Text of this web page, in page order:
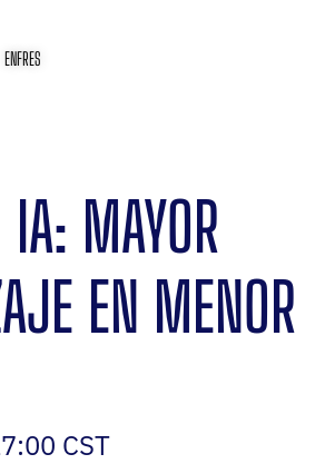
ENFRES
MAYOR
EN MENOR
CST